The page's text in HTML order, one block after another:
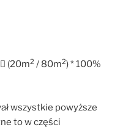
(20m2 / 80m2) * 100%
wszystkie powyższe
to w części